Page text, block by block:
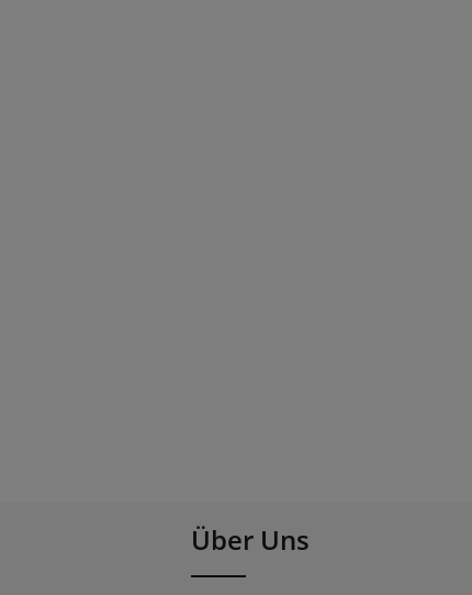
Über Uns